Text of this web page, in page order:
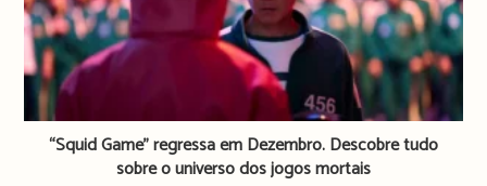
“Squid Game” regressa em Dezembro. Descobre tudo
sobre o universo dos jogos mortais